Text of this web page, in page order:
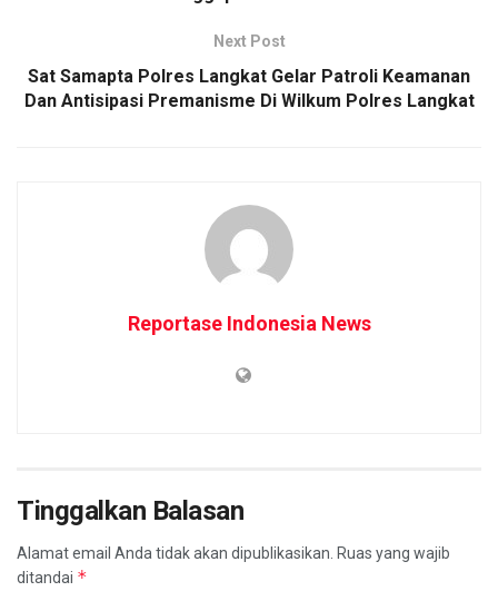
Next Post
Sat Samapta Polres Langkat Gelar Patroli Keamanan
Dan Antisipasi Premanisme Di Wilkum Polres Langkat
Reportase Indonesia News
Tinggalkan Balasan
Alamat email Anda tidak akan dipublikasikan. Ruas yang wajib
ditandai *